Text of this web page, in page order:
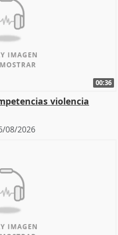
00:36
violencia
08/2026